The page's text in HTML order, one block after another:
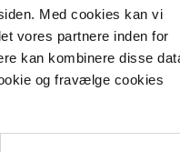
Med cookies kan vi
vores partnere inden for
kan kombinere disse
og fravælge cookies
dig nyhedsbrevet her.